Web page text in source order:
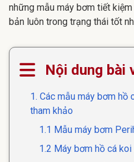
những mẫu máy bơm tiết
bản luôn trong trạng thái tốt
Nội dung bài
1. Các mẫu máy bơm
tham khảo
1.1 Mẫu máy bơm
1.2 Máy bơm hồ cá